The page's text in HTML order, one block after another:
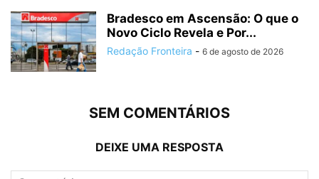
Bradesco em Ascensão: O que o
Novo Ciclo Revela e Por...
Redação Fronteira - 6 de agosto de 2026
SEM COMENTÁRIOS
DEIXE UMA RESPOSTA